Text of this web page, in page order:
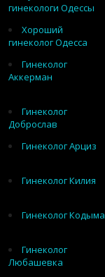
гинекологи Одессы
Хороший
гинеколог Одесса
Гинеколог
Аккерман
Гинеколог
Доброслав
Гинеколог Арциз
Гинеколог Килия
Гинеколог Кодыма
Гинеколог
Любашевка